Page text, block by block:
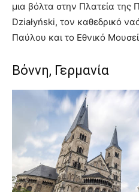
μια βόλτα στην Πλατεία της
Działyński, τον καθεδρικό
Παύλου και το Εθνικό
Βόννη, Γερμανία